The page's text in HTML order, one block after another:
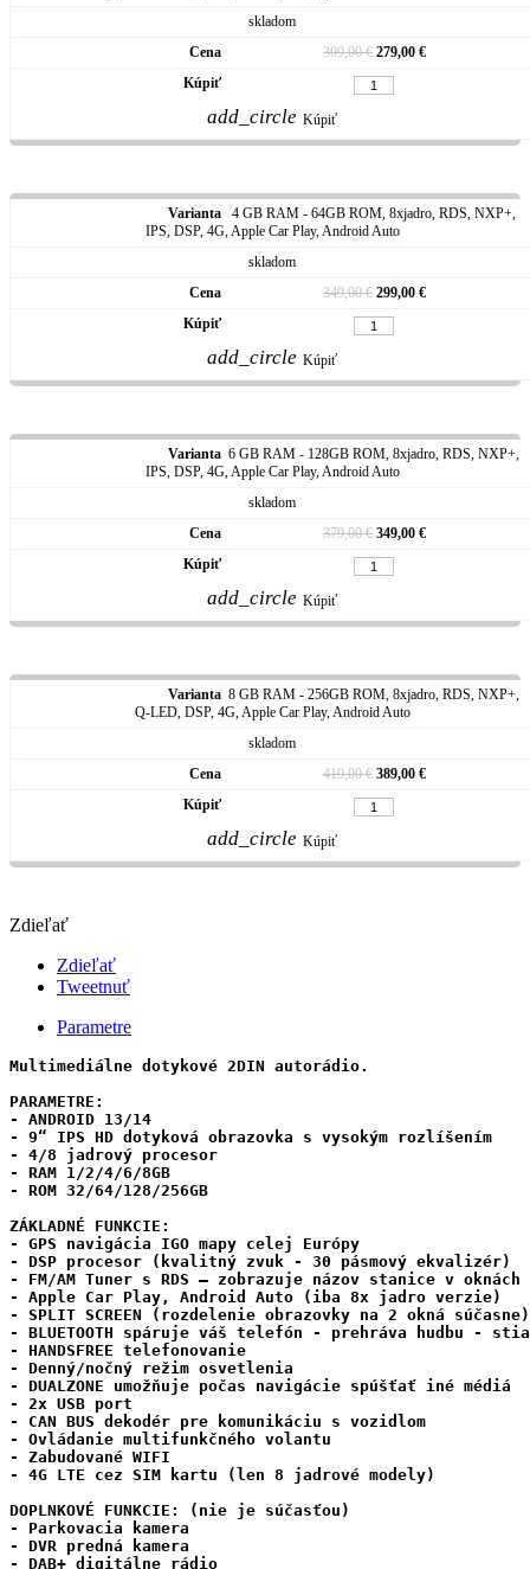
skladom
309,00 € 279,00 €
add_circle Kúpiť
4 GB RAM - 64GB ROM, 8xjadro, RDS, NXP+,
IPS, DSP, 4G, Apple Car Play, Android Auto
skladom
349,00 € 299,00 €
add_circle Kúpiť
6 GB RAM - 128GB ROM, 8xjadro, RDS, NXP+,
IPS, DSP, 4G, Apple Car Play, Android Auto
skladom
379,00 € 349,00 €
add_circle Kúpiť
8 GB RAM - 256GB ROM, 8xjadro, RDS, NXP+,
Q-LED, DSP, 4G, Apple Car Play, Android Auto
skladom
419,00 € 389,00 €
add_circle Kúpiť
Zdieľať
Zdieľať
Tweetnuť
Parametre
Multimediálne dotykové 2DIN autorádio.
PARAMETRE:
- ANDROID 13/14
- 9“ IPS HD dotyková obrazovka s vysokým rozlíšením
- 4/8 jadrový procesor
- RAM 1/2/4/6/8GB
- ROM 32/64/128/256GB
ZÁKLADNÉ FUNKCIE:
- GPS navigácia IGO mapy celej Európy
- DSP procesor (kvalitný zvuk - 30 pásmový ekvalizér)
- FM/AM Tuner s RDS – zobrazuje názov stanice v oknách
- Apple Car Play, Android Auto (iba 8x jadro verzie)
- SPLIT SCREEN (rozdelenie obrazovky na 2 okná súčasne)
- BLUETOOTH spáruje váš telefón - prehráva hudbu -
- HANDSFREE telefonovanie
- Denný/nočný režim osvetlenia
- DUALZONE umožňuje počas navigácie spúšťať iné médiá
- 2x USB port
- CAN BUS dekodér pre komunikáciu s vozidlom
- Ovládanie multifunkčného volantu
- Zabudované WIFI
- 4G LTE cez SIM kartu (len 8 jadrové modely)
DOPLNKOVÉ FUNKCIE: (nie je súčasťou)
- Parkovacia kamera
- DVR predná kamera
- DAB+ digitálne rádio